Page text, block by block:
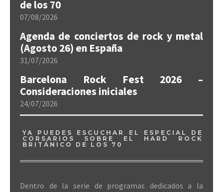
de los 70
07/08/2026
Agenda de conciertos de rock y metal
(Agosto 26) en España
31/07/2026
Barcelona Rock Fest 2026 –
Consideraciones iniciales
24/07/2026
YA PUEDES ESCUCHAR EL ESPECIAL DE
CORSARIOS SOBRE EL HARD ROCK
BRITÁNICO DE LOS 70
Dentro de la serie de programas dedicados a la